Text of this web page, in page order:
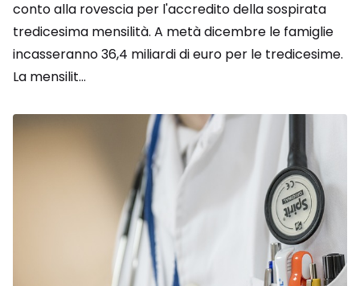
conto alla rovescia per l'accredito della sospirata
tredicesima mensilità. A metà dicembre le famiglie
incasseranno 36,4 miliardi di euro per le tredicesime.
La mensilit...